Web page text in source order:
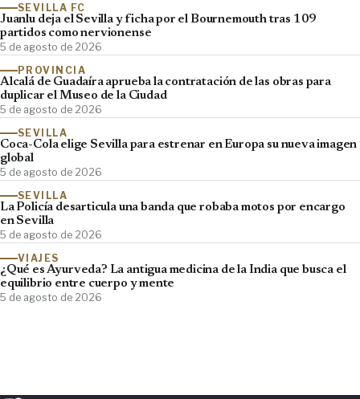
SEVILLA FC
Juanlu deja el Sevilla y ficha por el Bournemouth tras 109
partidos como nervionense
5 de agosto de 2026
PROVINCIA
Alcalá de Guadaíra aprueba la contratación de las obras para
duplicar el Museo de la Ciudad
5 de agosto de 2026
SEVILLA
Coca-Cola elige Sevilla para estrenar en Europa su nueva imagen
global
5 de agosto de 2026
SEVILLA
La Policía desarticula una banda que robaba motos por encargo
en Sevilla
5 de agosto de 2026
VIAJES
¿Qué es Ayurveda? La antigua medicina de la India que busca el
equilibrio entre cuerpo y mente
5 de agosto de 2026